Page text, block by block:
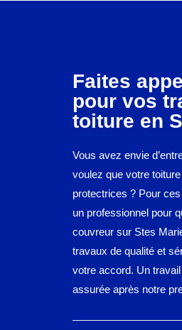
Faites
pour vos
toiture en
Vous avez envie
voulez que votre
protectrices ? Pour ces
un professionnel pour
couvreur sur Stes
travaux de qualité et
votre accord. Un
assurée après notre